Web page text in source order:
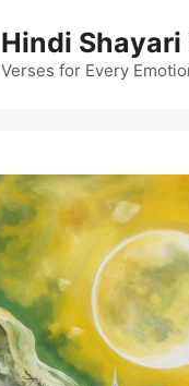
Hindi Shayari
Verses for Every